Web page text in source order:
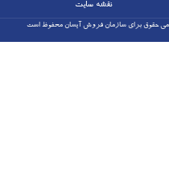
نقشه سایت
حقوق برای سازمان فروش آیسان محفوظ است